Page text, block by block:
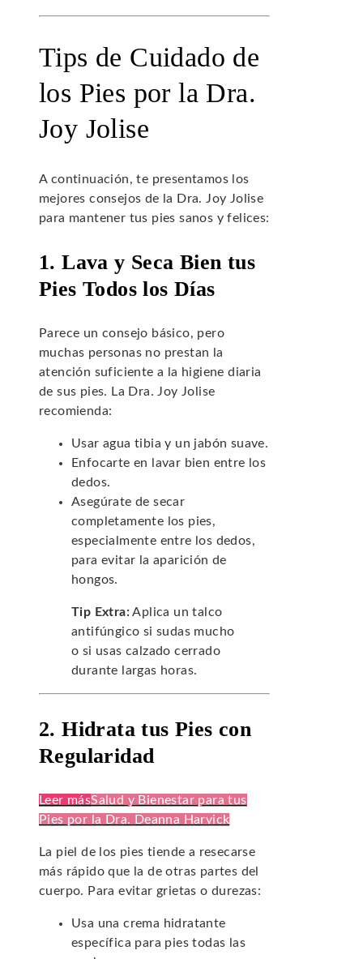
Tips de Cuidado de
los Pies por la Dra.
Joy Jolise
A continuación, te presentamos los
mejores consejos de la Dra. Joy Jolise
para mantener tus pies sanos y felices:
1. Lava y Seca Bien tus
Pies Todos los Días
Parece un consejo básico, pero
muchas personas no prestan la
atención suficiente a la higiene diaria
de sus pies. La Dra. Joy Jolise
recomienda:
Usar agua tibia y un jabón suave.
Enfocarte en lavar bien entre los
dedos.
Asegúrate de secar
completamente los pies,
especialmente entre los dedos,
para evitar la aparición de
hongos.
Tip Extra:Aplica un talco
antifúngico si sudas mucho
o si usas calzado cerrado
durante largas horas.
2. Hidrata tus Pies con
Regularidad
Leer másSalud y Bienestar para tus
Pies por la Dra. Deanna Harvick
La piel de los pies tiende a resecarse
más rápido que la de otras partes del
cuerpo. Para evitar grietas o durezas:
Usa una crema hidratante
específica para pies todas las